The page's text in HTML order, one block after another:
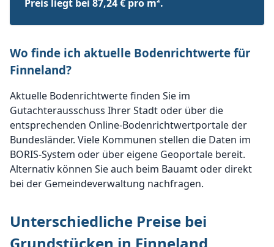
Preis liegt bei 87,24 € pro m².
Wo finde ich aktuelle Bodenrichtwerte für
Finneland?
Aktuelle Bodenrichtwerte finden Sie im
Gutachterausschuss Ihrer Stadt oder über die
entsprechenden Online-Bodenrichtwertportale der
Bundesländer. Viele Kommunen stellen die Daten im
BORIS-System oder über eigene Geoportale bereit.
Alternativ können Sie auch beim Bauamt oder direkt
bei der Gemeindeverwaltung nachfragen.
Unterschiedliche Preise bei